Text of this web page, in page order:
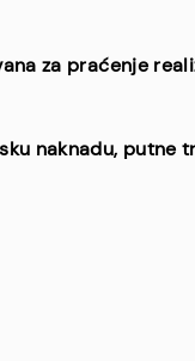
za praćenje
naknadu, putne